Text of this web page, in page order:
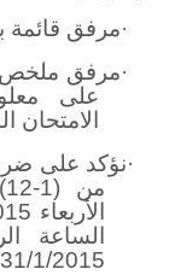
·مرفق قائمة
·مرفق ملخص
على
الامتحان
·نؤكد على
الساعة
31/1/2015